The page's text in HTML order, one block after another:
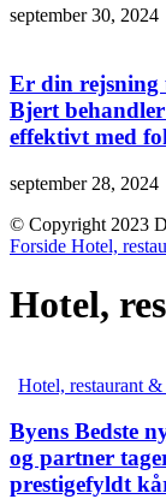
september 30, 2024
Er din rejsning
Bjert
effektivt med
september 28, 2024
© Copyright 2023
Forside Hotel,
Hotel,
Hotel, restaurant &
Byens Bedste
og partner
prestigefyldt